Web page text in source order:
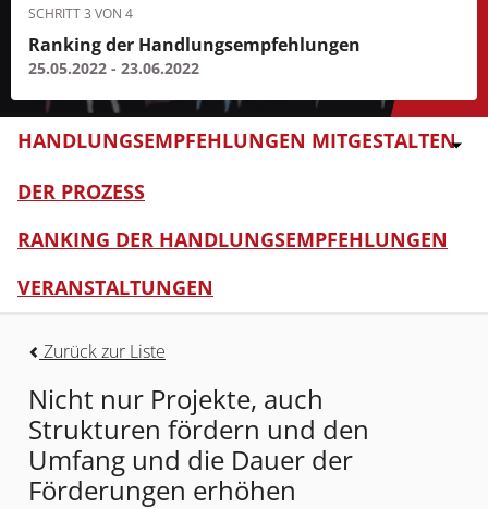
SCHRITT 3 VON 4
Ranking der Handlungsempfehlungen
25.05.2022 - 23.06.2022
HANDLUNGSEMPFEHLUNGEN MITGESTALTEN
DER PROZESS
RANKING DER HANDLUNGSEMPFEHLUNGEN
VERANSTALTUNGEN
Zurück zur Liste
Nicht nur Projekte, auch
Strukturen fördern und den
Umfang und die Dauer der
Förderungen erhöhen